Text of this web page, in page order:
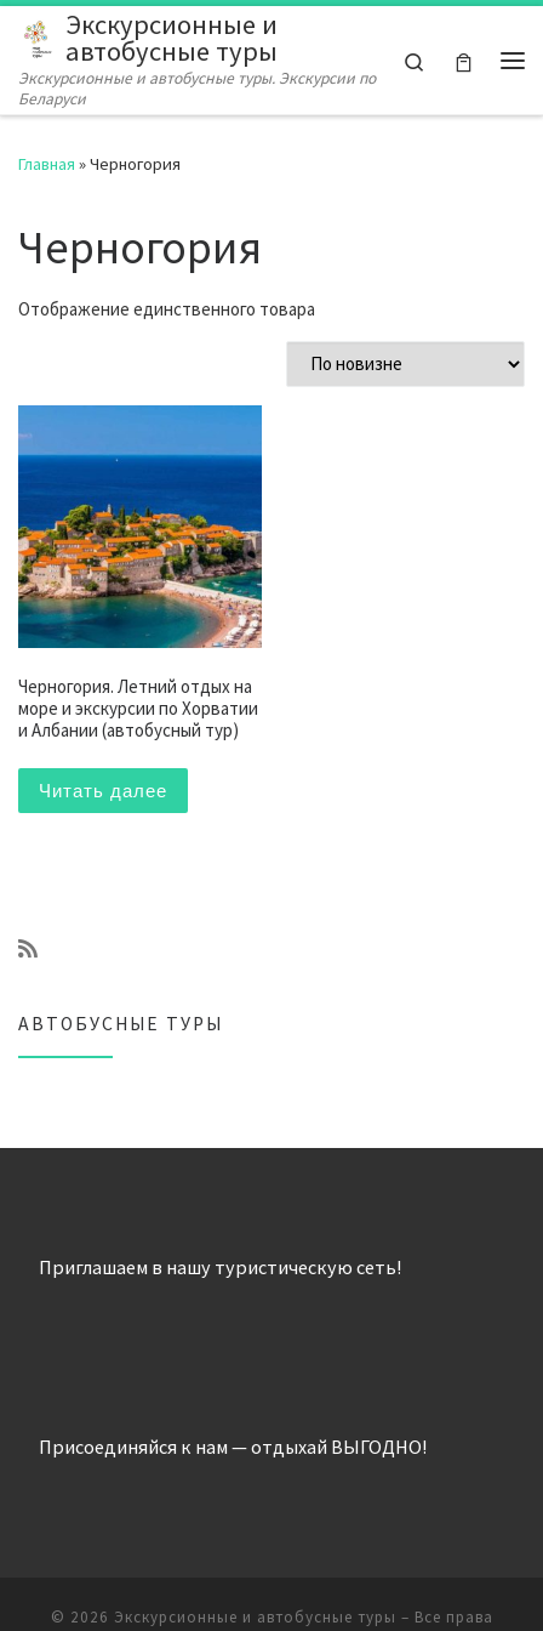
Перейти к содержимому
Экскурсионные и
автобусные туры
Экскурсионные и автобусные туры. Экскурсии по
Беларуси
Search
Главная »Черногория
Черногория
Отображение единственного товара
Черногория. Летний отдых на
море и экскурсии по Хорватии
и Албании (автобусный тур)
Читать далее
АВТОБУСНЫЕ ТУРЫ
Приглашаем в нашу туристическую сеть!
Присоединяйся к нам — отдыхай ВЫГОДНО!
© 2026 Экскурсионные и автобусные туры – Все права